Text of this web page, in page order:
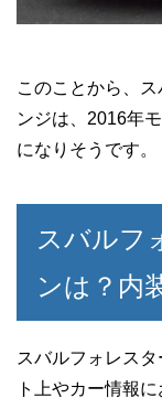
このことから、
ンジは、2016年
になりそうです。
スバルフ
ンは？内
スバルフォレス
ト上やカー情報